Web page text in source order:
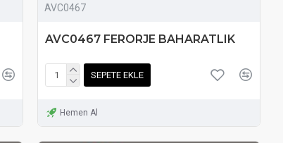
AVC0467
AVC0467 FERORJE BAHARATLIK
SEPETE EKLE
Hemen Al